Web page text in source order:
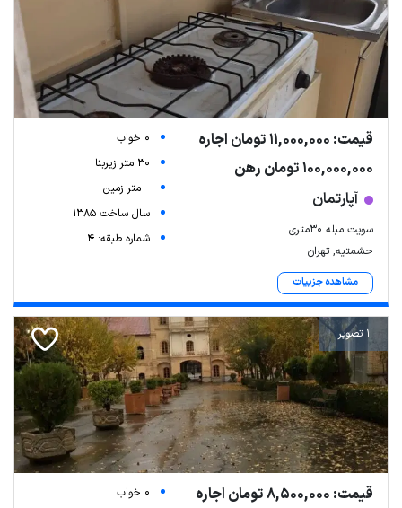
قیمت: 11,000,000 تومان اجاره
100,000,000 تومان رهن
آپارتمان
سویت مبله ۳۰متری
حشمتیه, تهران
مشاهده جزییات
0 خواب
30 متر زیربنا
-- متر زمین
سال ساخت 1385
شماره طبقه: 4
1 تصویر
قیمت: 8,500,000 تومان اجاره
0 خواب